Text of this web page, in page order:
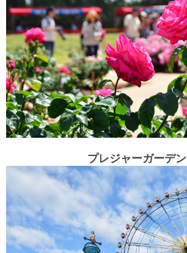
プレジャーガーデン